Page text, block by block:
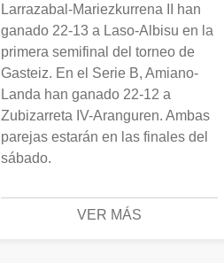
Larrazabal-Mariezkurrena II han
ganado 22-13 a Laso-Albisu en la
primera semifinal del torneo de
Gasteiz. En el Serie B, Amiano-
Landa han ganado 22-12 a
Zubizarreta IV-Aranguren. Ambas
parejas estarán en las finales del
sábado.
VER MÁS